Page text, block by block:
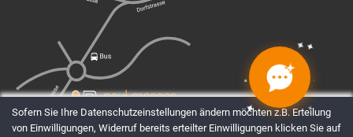
✦
✦
✦
✦
✦
✦
Sofern Sie Ihre Datenschutzeinstellungen ändern möchten z.B. Erteilung
von Einwilligungen, Widerruf bereits erteilter Einwilligungen klicken Sie auf